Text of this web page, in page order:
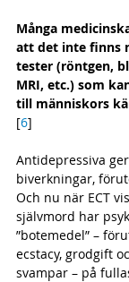
Många
att det inte finns
tester (röntgen,
MRI, etc.) som
till människors
[6]
Antidepressiva
biverkningar,
Och nu när ECT
självmord har
”botemedel” –
ecstacy, grodgift
svampar – på